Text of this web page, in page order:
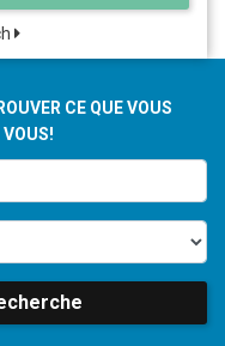
CE QUE VOUS